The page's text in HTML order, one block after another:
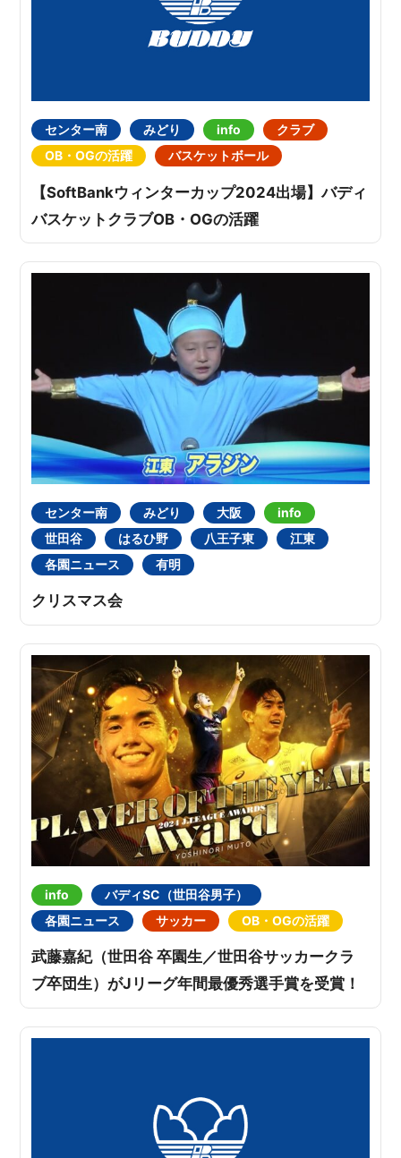
センター南 みどり info
クラブ
OB・OGの活躍
バスケットボール
【SoftBankウィンターカップ2024出場】バディ
バスケットクラブOB・OGの活躍
センター南 みどり 大阪
info
世田谷
はるひ野 八王子東
江東
各園ニュース
有明
クリスマス会
info
バディSC（世田谷男子）
各園ニュース
サッカー OB・OGの活躍
武藤嘉紀（世田谷 卒園生／世田谷サッカークラ
ブ卒団生）がJリーグ年間最優秀選手賞を受賞！